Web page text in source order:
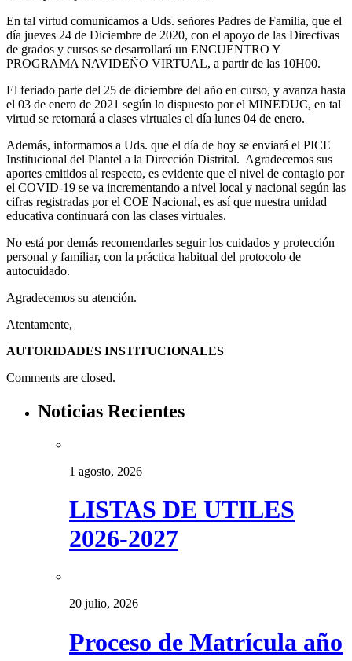
En tal virtud comunicamos a Uds. señores Padres de Familia, que el
día jueves 24 de Diciembre de 2020, con el apoyo de las Directivas
de grados y cursos se desarrollará un ENCUENTRO Y
PROGRAMA NAVIDEÑO VIRTUAL, a partir de las 10H00.
El feriado parte del 25 de diciembre del año en curso, y avanza hasta
el 03 de enero de 2021 según lo dispuesto por el MINEDUC, en tal
virtud se retornará a clases virtuales el día lunes 04 de enero.
Además, informamos a Uds. que el día de hoy se enviará el PICE
Institucional del Plantel a la Dirección Distrital. Agradecemos sus
aportes emitidos al respecto, es evidente que el nivel de contagio por
el COVID-19 se va incrementando a nivel local y nacional según las
cifras registradas por el COE Nacional, es así que nuestra unidad
educativa continuará con las clases virtuales.
No está por demás recomendarles seguir los cuidados y protección
personal y familiar, con la práctica habitual del protocolo de
autocuidado.
Agradecemos su atención.
Atentamente,
AUTORIDADES INSTITUCIONALES
Comments are closed.
Noticias Recientes
1 agosto, 2026
LISTAS DE UTILES
2026-2027
20 julio, 2026
Proceso de Matrícula año